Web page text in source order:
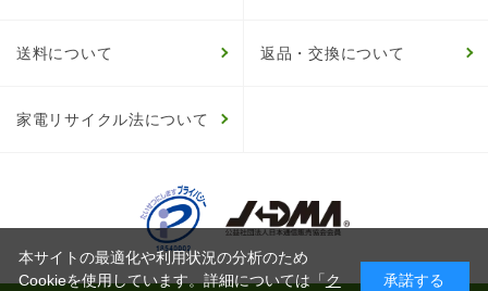
送料について 返品・交換について
家電リサイクル法について
本サイトの最適化や利用状況の分析のため
Cookieを使用しています。詳細については「ク 承諾する